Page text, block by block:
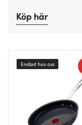
Köp här
Endast hos oss